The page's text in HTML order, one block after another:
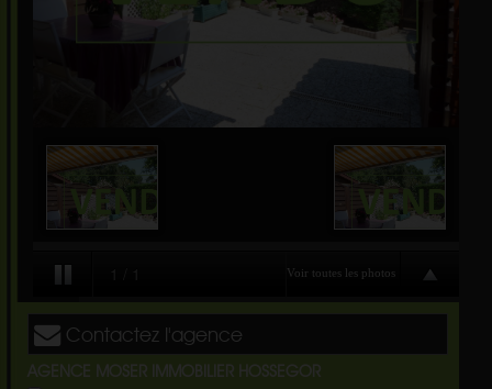
Contactez l'agence
AGENCE MOSER IMMOBILIER HOSSEGOR